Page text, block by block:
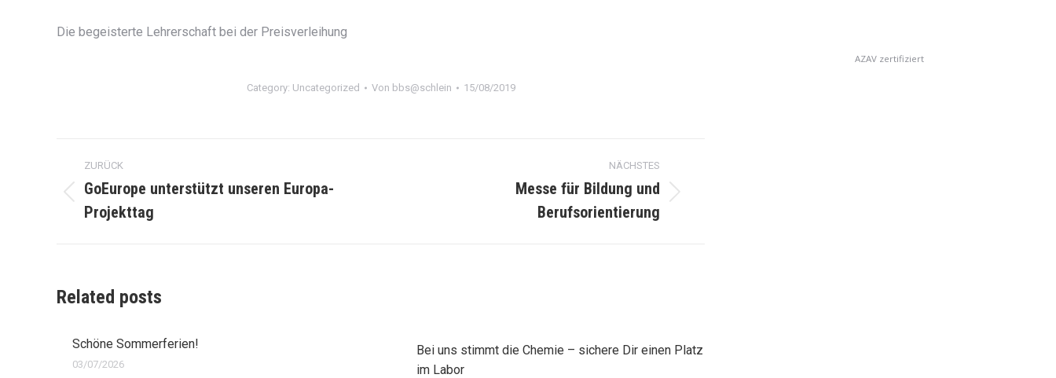
Die begeisterte Lehrerschaft bei der Preisverleihung
Category: Uncategorized Von bbs@schlein 15/08/2019
Kommentarnavigation
ZURÜCK
Vorheriger
Beitrag:
GoEurope unterstützt unseren Europa-
Projekttag
NÄCHSTES
Messe für Bildung und
Berufsorientierung
Related posts
Schöne Sommerferien!
03/07/2026
Bei uns stimmt die Chemie – sichere Dir einen Platz
im Labor
AZAV zertifiziert